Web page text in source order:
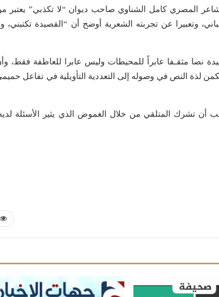
المصري كامل الشناوي صاحب ديوان “لا تكذبي” يعتبر
وتعبيرا عن تجربته الشعرية أوضح أن “القصيدة تكتبني،
نصا مثقـفا عابراً للمحيطات وليس عابرا للعاطفة فقط،
لذة النص في وصوله إلى التعددية التأويلية في تفاعل
تشرك المتلقي من خلال الغموض الذي يثير الأسئلة